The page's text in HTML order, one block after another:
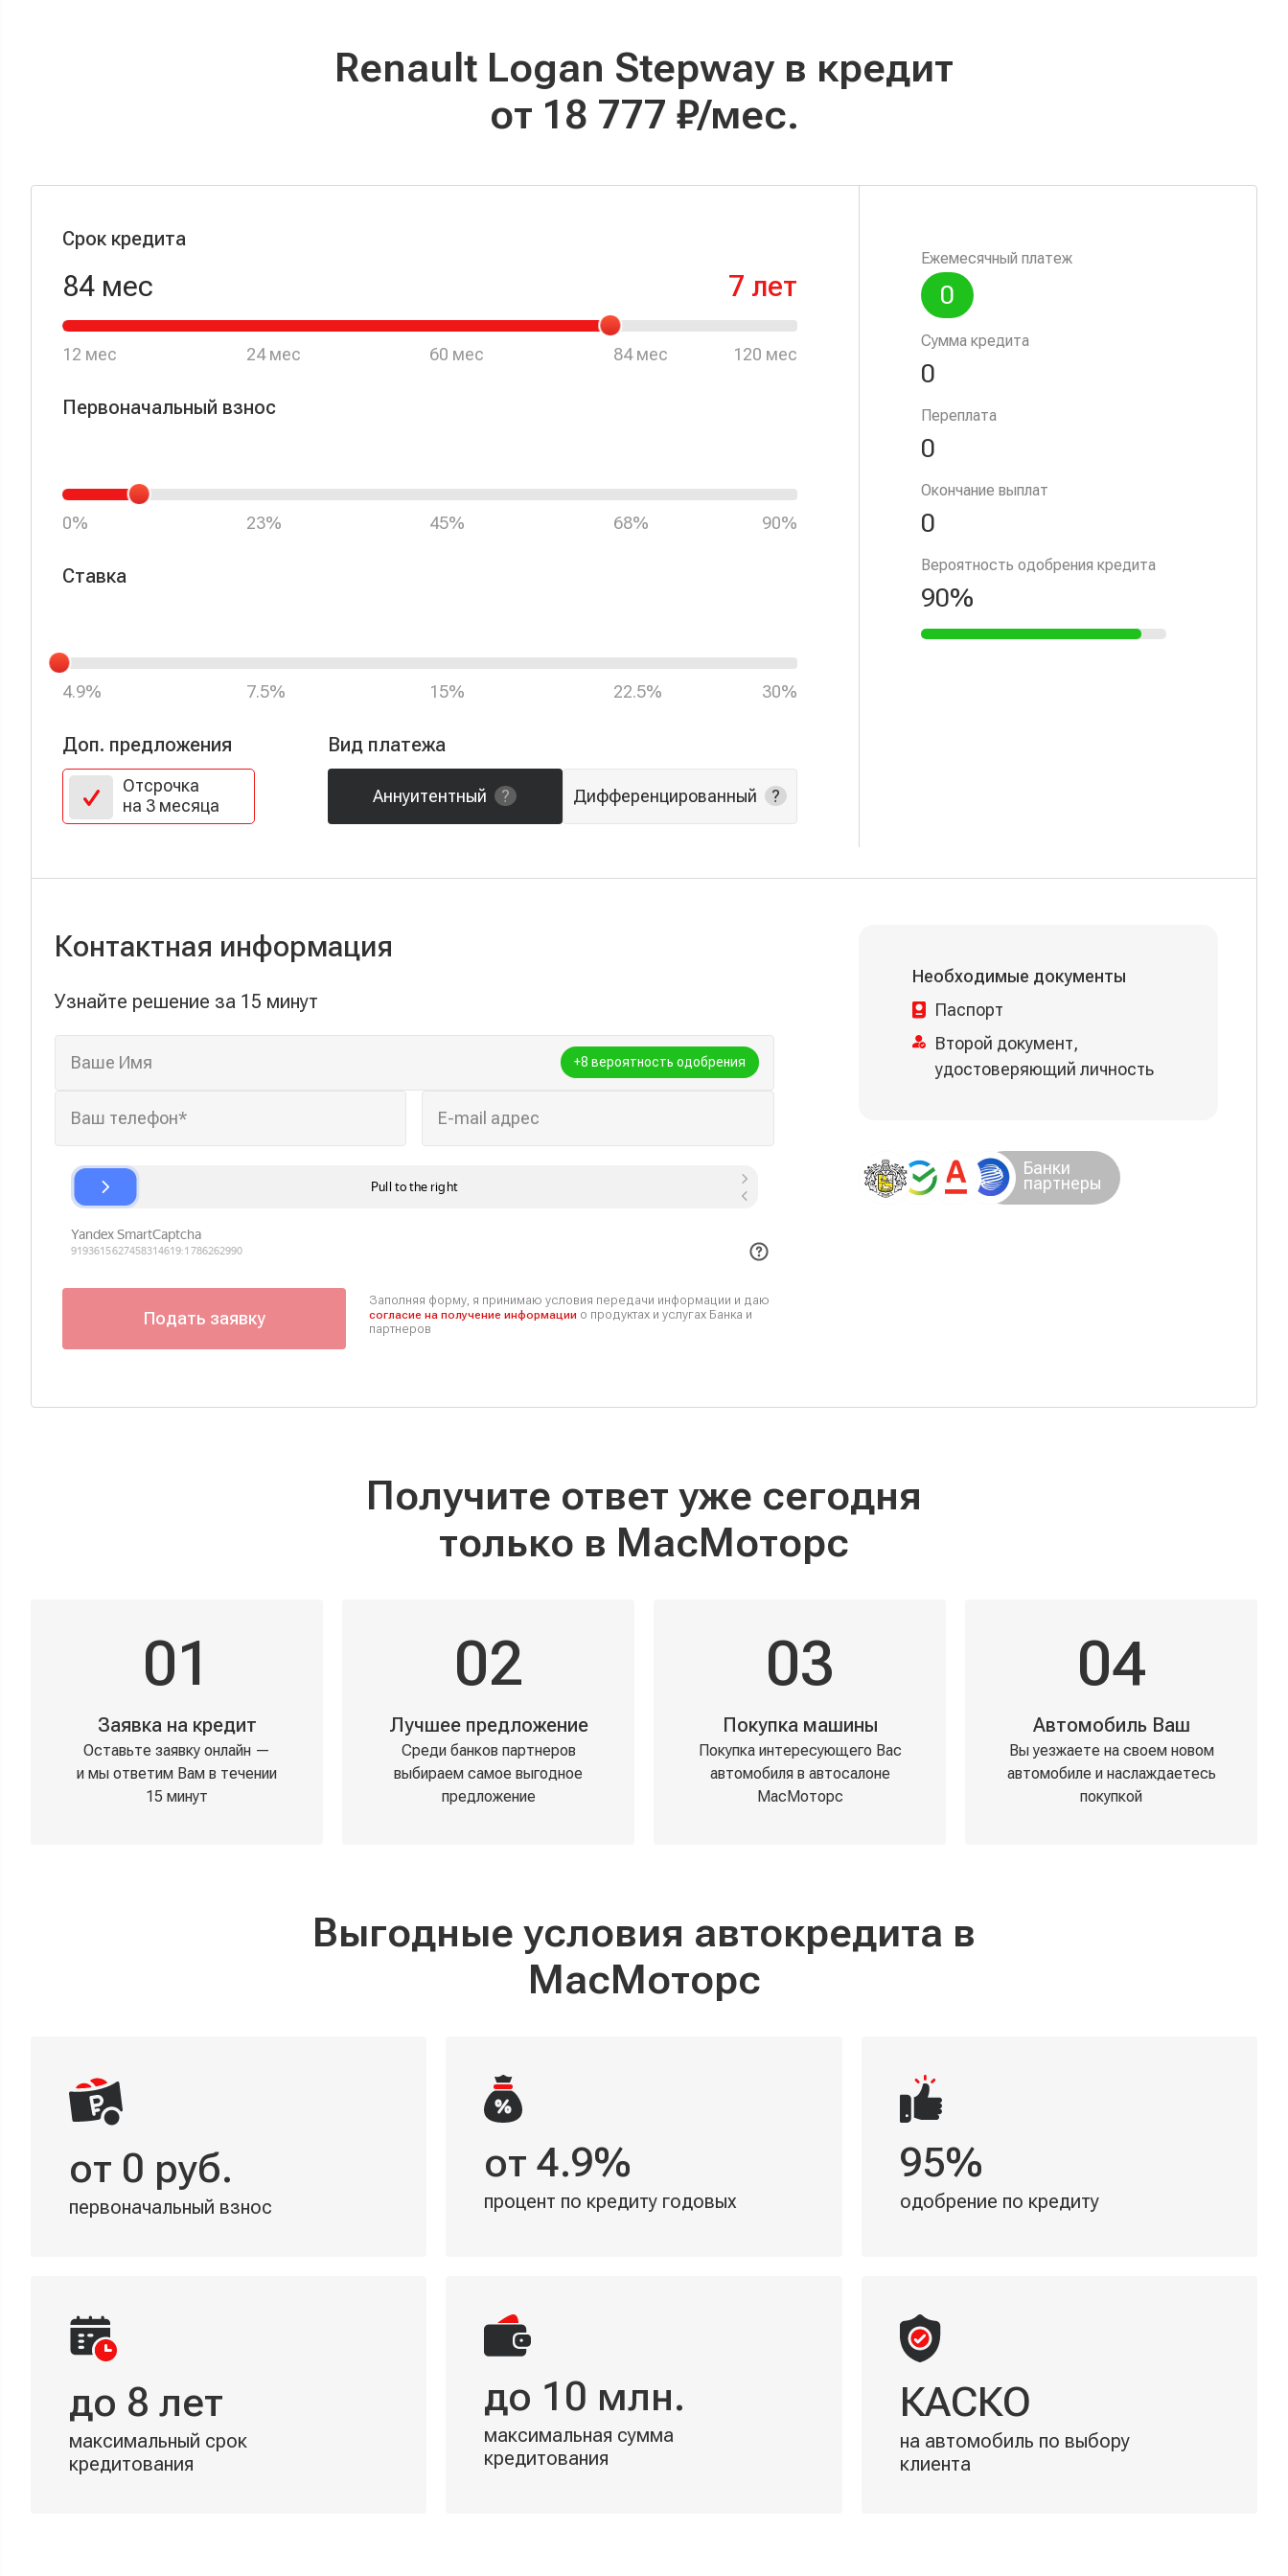
от 18 777 ₽/мес.
Срок кредита
12 мес 24 мес 60 мес 84 мес 120 мес
Первоначальный взнос
0% 23% 45% 68% 90%
Ставка
4.9% 7.5% 15% 22.5% 30%
Доп. предложения
Отсрочка
на 3 месяца
Вид платежа
Аннуитентный ? Дифференцированный ?
Ежемесячный платеж
0
Сумма кредита
0
Переплата
0
Окончание выплат
0
Вероятность одобрения кредита
90%
Контактная информация
Узнайте решение за 15 минут
Подать заявку
Заполняя форму, я принимаю условия передачи информации и даю
согласие на получение информации о продуктах и услугах Банка и
партнеров
Необходимые документы
Паспорт
Второй документ,
удостоверяющий личность
Банки
партнеры
Получите ответ уже сегодня
только в МасМоторс
01
Заявка на кредит
Оставьте заявку онлайн —
и мы ответим Вам в течении
15 минут
02
Лучшее предложение
Среди банков партнеров
выбираем самое выгодное
предложение
03
Покупка машины
Покупка интересующего Вас
автомобиля в автосалоне
МасМоторс
04
Автомобиль Ваш
Вы уезжаете на своем новом
автомобиле и наслаждаетесь
покупкой
МасМоторс
от 0 руб.
первоначальный взнос
от 4.9%
процент по кредиту годовых
95%
одобрение по кредиту
до 8 лет
максимальный срок
кредитования
до 10 млн.
максимальная сумма
кредитования
КАСКО
на автомобиль по выбору
клиента